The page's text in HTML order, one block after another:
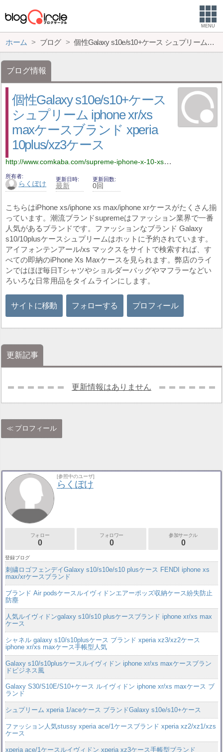
MENU
ホーム ブログ 個性Galaxy s10e/s10+ケース シュプリーム iphone xr/xs maxケースブランド xperia 10plus/xz3ケース
ブログ情報
個性Galaxy s10e/s10+ケース
シュプリーム iphone xr/xs
maxケースブランド xperia
10plus/xz3ケース
http://www.comkaba.com/supreme-iphone-x-10-xs-plus-case
所有者
らくぽけ
更新日時
最新
更新回数
0回
こちらはiPhone xs/iphone xs max/iphone xrケースがたくさん揃
っています。潮流ブランドsupremeはファッション業界で一番
人気があるブランドです。ファッションなブランド Galaxy
s10/10plusケースシュプリームはホットに予約されています。
アイフォンテンアール/xs マックスをサイトで検索すれば、す
べての即納のiPhone Xs Maxケースを見られます。弊店のライ
ンではほぼ毎日Tシャツやショルダーバッグやマフラーなどい
ろいろな日常用品をタイムラインにします。
サイトに移動 フォローする プロフィール
更新記事
更新情報はありません
プロフィール
[参照中のユーザ]
らくぽけ
フォロー
0
フォロワー
0
参加サークル
0
登録ブログ
刺繍ロゴフェンデイGalaxy s10/s10e/s10 plusケース FENDI iphone xs
max/xrケースブランド
ブランド Air podsケースルイヴィドンエアーポッズ収納ケース紛失防止
防塵
人気ルイヴィドンgalaxy s10/s10 plusケースブランド iphone xr/xs max
ケース
シャネル galaxy s10/s10plusケース ブランド xperia xz3/xz2ケース
iphone xr/xs maxケース手帳型人気
Galaxy s10/s10plusケースルイヴィドン iphone xr/xs maxケースブラン
ドビジネス風
Galaxy S30/S10E/S10+ケース ルイヴィドン iphone xr/xs maxケース ブ
ランド
シュプリーム xperia 1/aceケース ブランドGalaxy s10e/s10+ケース
ファッション人気stussy xperia ace/1ケースブランド xperia xz2/xz1/xzs
ケース
xperia ace/1ケースルイヴィドン xperia xz3ケース手帳型ブランド